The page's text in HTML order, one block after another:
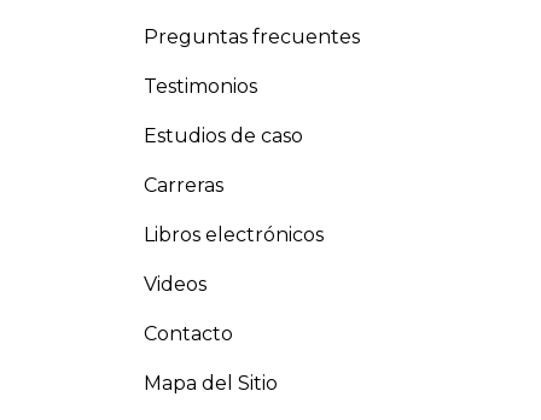
Preguntas frecuentes
Testimonios
Estudios de caso
Carreras
Libros electrónicos
Videos
Contacto
Mapa del Sitio